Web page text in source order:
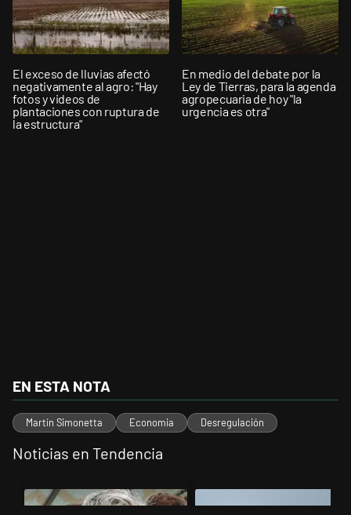
El exceso de lluvias afectó
negativamente al agro: "Hay
fotos y videos de
plantaciones con ruptura de
la estructura"
En medio del debate por la
Ley de Tierras, para la agenda
agropecuaria de hoy "la
urgencia es otra"
EN ESTA NOTA
Martín Simonetta Economia Desregulación
Noticias en Tendencia
Un artículo de tendencia con el título "Murió Jorge Messi, el papá
Un artículo de tendencia con el